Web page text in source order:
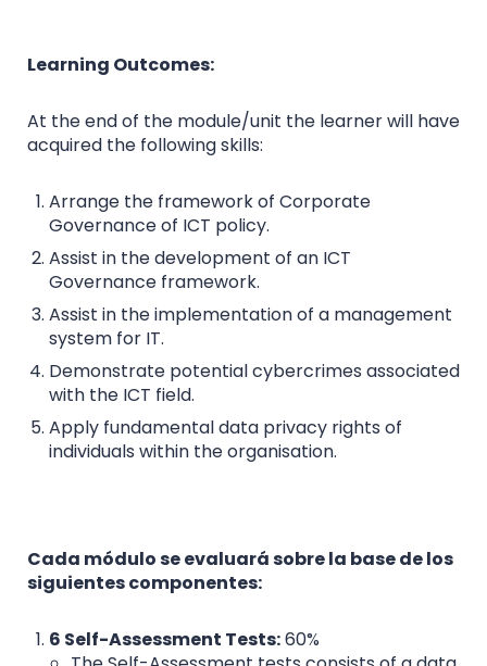
Learning Outcomes:
At the end of the module/unit the learner will have
acquired the following skills:
Arrange the framework of Corporate
Governance of ICT policy.
Assist in the development of an ICT
Governance framework.
Assist in the implementation of a management
system for IT.
Demonstrate potential cybercrimes associated
with the ICT field.
Apply fundamental data privacy rights of
individuals within the organisation.
Cada módulo se evaluará sobre la base de los
siguientes componentes:
6 Self-Assessment Tests:60%